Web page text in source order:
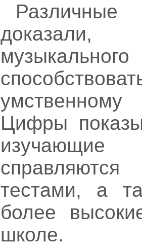
Цифры
тестами, а
более
школе.